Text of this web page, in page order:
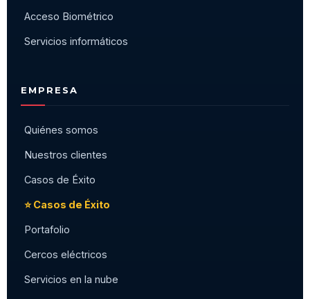
Acceso Biométrico
Servicios informáticos
EMPRESA
Quiénes somos
Nuestros clientes
Casos de Éxito
⭐ Casos de Éxito
Portafolio
Cercos eléctricos
Servicios en la nube